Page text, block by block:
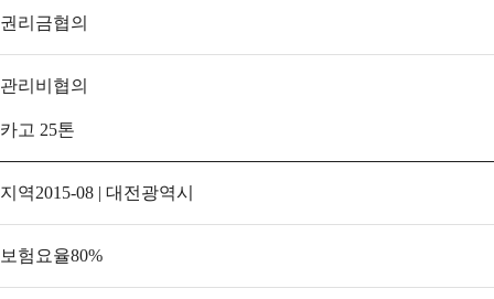
권리금협의
관리비 협의
카고 25톤
지역2015-08 | 대전광역시
보험요율80%